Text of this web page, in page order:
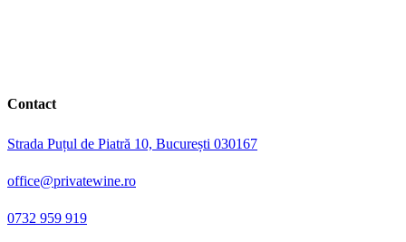
Contact
Strada Puțul de Piatră 10, București 030167
office@privatewine.ro
0732 959 919